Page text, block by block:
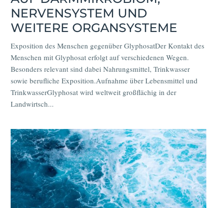
NERVENSYSTEM UND
WEITERE ORGANSYSTEME
Exposition des Menschen gegenüber GlyphosatDer Kontakt des
Menschen mit Glyphosat erfolgt auf verschiedenen Wegen.
Besonders relevant sind dabei Nahrungsmittel, Trinkwasser
sowie berufliche Exposition.Aufnahme über Lebensmittel und
TrinkwasserGlyphosat wird weltweit großflächig in der
Landwirtsch...